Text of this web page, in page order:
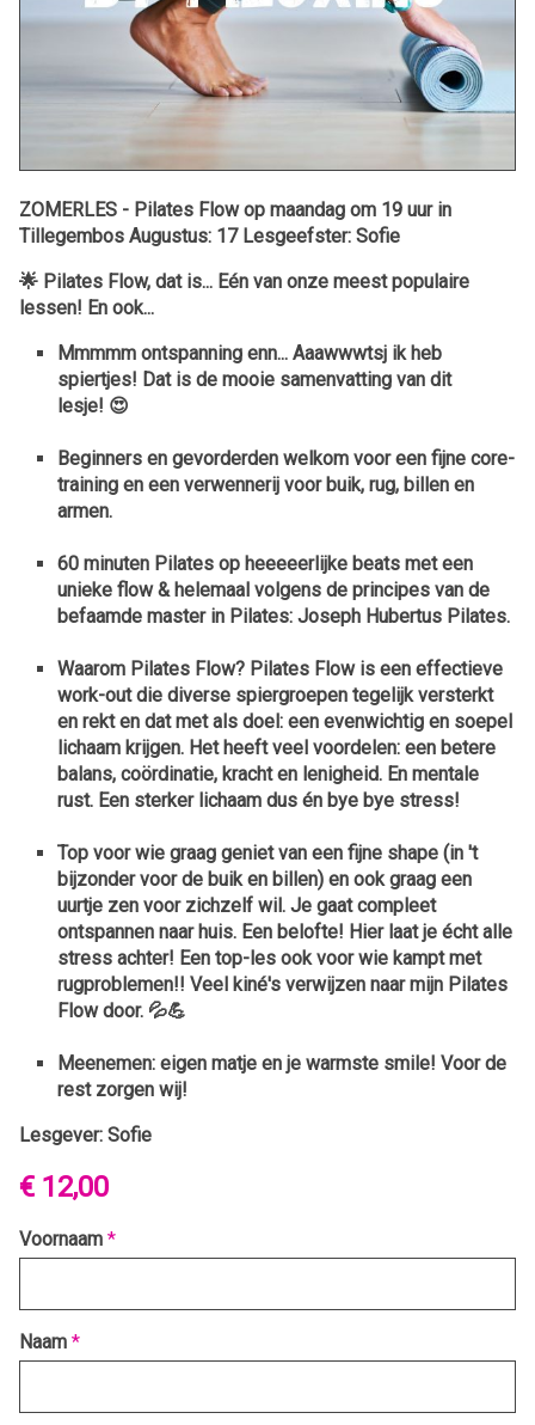
ZOMERLES - Pilates Flow op maandag om 19 uur in
Tillegembos Augustus: 17 Lesgeefster: Sofie
🌟 Pilates Flow, dat is... Eén van onze meest populaire
lessen! En ook...
Mmmmm ontspanning enn... Aaawwwtsj ik heb
spiertjes! Dat is de mooie samenvatting van dit
lesje! 😍
Beginners en gevorderden welkom voor een fijne core-
training en een verwennerij voor buik, rug, billen en
armen.
60 minuten Pilates op heeeeerlijke beats met een
unieke flow & helemaal volgens de principes van de
befaamde master in Pilates: Joseph Hubertus Pilates.
Waarom Pilates Flow? Pilates Flow is een effectieve
work-out die diverse spiergroepen tegelijk versterkt
en rekt en dat met als doel: een evenwichtig en soepel
lichaam krijgen. Het heeft veel voordelen: een betere
balans, coördinatie, kracht en lenigheid. En mentale
rust. Een sterker lichaam dus én bye bye stress!
Top voor wie graag geniet van een fijne shape (in 't
bijzonder voor de buik en billen) en ook graag een
uurtje zen voor zichzelf wil. Je gaat compleet
ontspannen naar huis. Een belofte! Hier laat je écht alle
stress achter! Een top-les ook voor wie kampt met
rugproblemen!! Veel kiné's verwijzen naar mijn Pilates
Flow door. 💦💪
Meenemen: eigen matje en je warmste smile! Voor de
rest zorgen wij!
Lesgever: Sofie
€ 12,00
Voornaam *
Naam *